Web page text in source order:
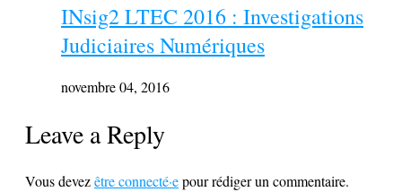
INsig2 LTEC 2016 : Investigations
Judiciaires Numériques
novembre 04, 2016
Leave a Reply
Vous devezêtre connecté·epour rédiger un commentaire.